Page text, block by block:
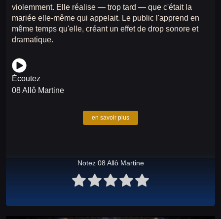
violemment. Elle réalise — trop tard — que c'était la
mariée elle-même qui appelait. Le public l'apprend en
même temps qu'elle, créant un effet de drop sonore et
dramatique.
Écoutez
08 Allô Martine
en savoir plus
Notez 08 Allô Martine